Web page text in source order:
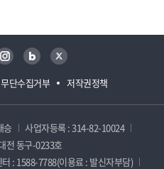
단수집거부 저작권정책
인스타그램 블로그 트위터
승
사업자등록 : 314-82-10024
전 동구-0233호
: 1588-7788(이용료 : 발신자부담)